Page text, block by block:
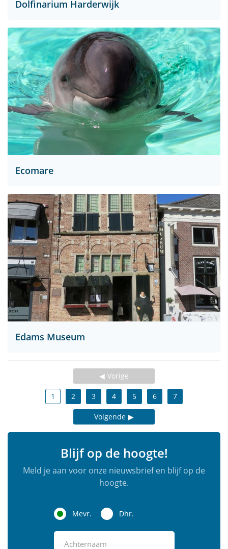
Dolfinarium Harderwijk
Ecomare
Edams Museum
Vorige
1 2 3 4 5 6 7
Volgende
Blijf op de hoogte!
Meld je aan voor onze nieuwsbrief en blijf op de
hoogte.
Mevr. Dhr.